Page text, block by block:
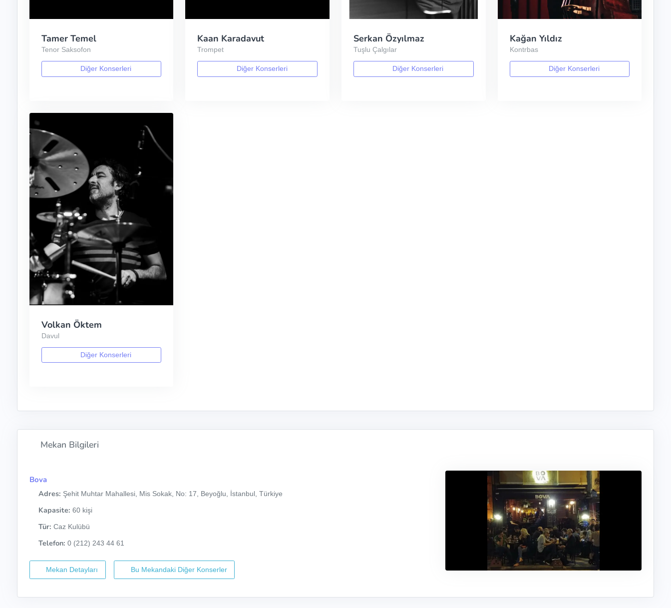
Tamer Temel
Tenor Saksofon
Diğer Konserleri
Kaan Karadavut
Trompet
Diğer Konserleri
Serkan Özyılmaz
Tuşlu Çalgılar
Diğer Konserleri
Kağan Yıldız
Kontrbas
Diğer Konserleri
Volkan Öktem
Davul
Diğer Konserleri
Mekan Bilgileri
Bova
Adres: Şehit Muhtar Mahallesi, Mis Sokak, No: 17, Beyoğlu, İstanbul, Türkiye
Kapasite: 60 kişi
Tür: Caz Kulübü
Telefon: 0 (212) 243 44 61
Mekan Detayları Bu Mekandaki Diğer Konserler